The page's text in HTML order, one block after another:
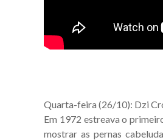
Quarta-feira (26/10): Dzi
Em 1972 estreava o
mostrar as pernas